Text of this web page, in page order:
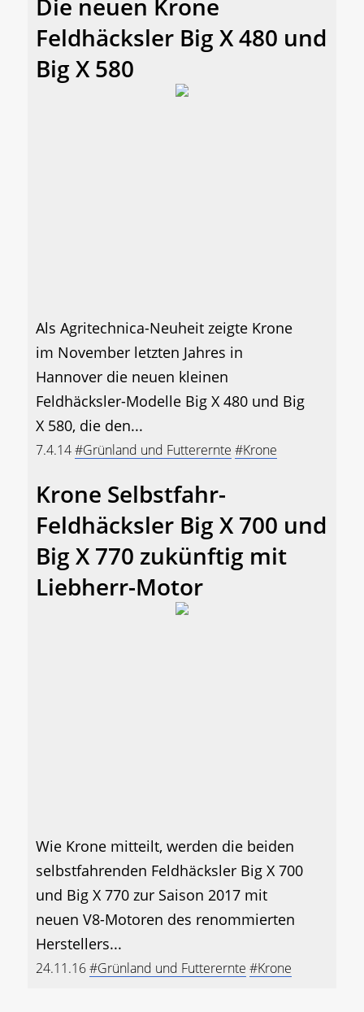
Die neuen Krone
Feldhäcksler Big X 480 und
Big X 580
Als Agritechnica-Neuheit zeigte Krone
im November letzten Jahres in
Hannover die neuen kleinen
Feldhäcksler-Modelle Big X 480 und Big
X 580, die den...
7.4.14#Grünland und Futterernte #Krone
Krone Selbstfahr-
Feldhäcksler Big X 700 und
Big X 770 zukünftig mit
Liebherr-Motor
Wie Krone mitteilt, werden die beiden
selbstfahrenden Feldhäcksler Big X 700
und Big X 770 zur Saison 2017 mit
neuen V8-Motoren des renommierten
Herstellers...
24.11.16#Grünland und Futterernte #Krone